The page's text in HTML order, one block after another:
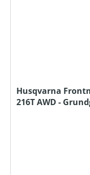
Husqvarna
216T AWD -